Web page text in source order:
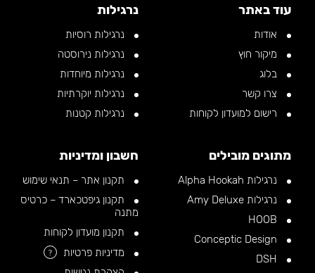
עוד באתר
אודות
מיקור חוץ
בלוג
צרו קשר
רישום למועדון לקוחות
נרגילות
נרגילות רוסיות
נרגילות נירוסטה
נרגילות מיוחדות
נרגילות יוקרתיות
נרגילות קטנות
מתוגים מובילים
נרגילות Alpha Hookah
נרגילות Amy Deluxe
חשבון ומדיניות
תקנון אתר – תנאי שימוש
תקנון גיפטכארד – כרטיס
מתנה
תקנון מועדון לקוחות
מדיניות פרטיות
?